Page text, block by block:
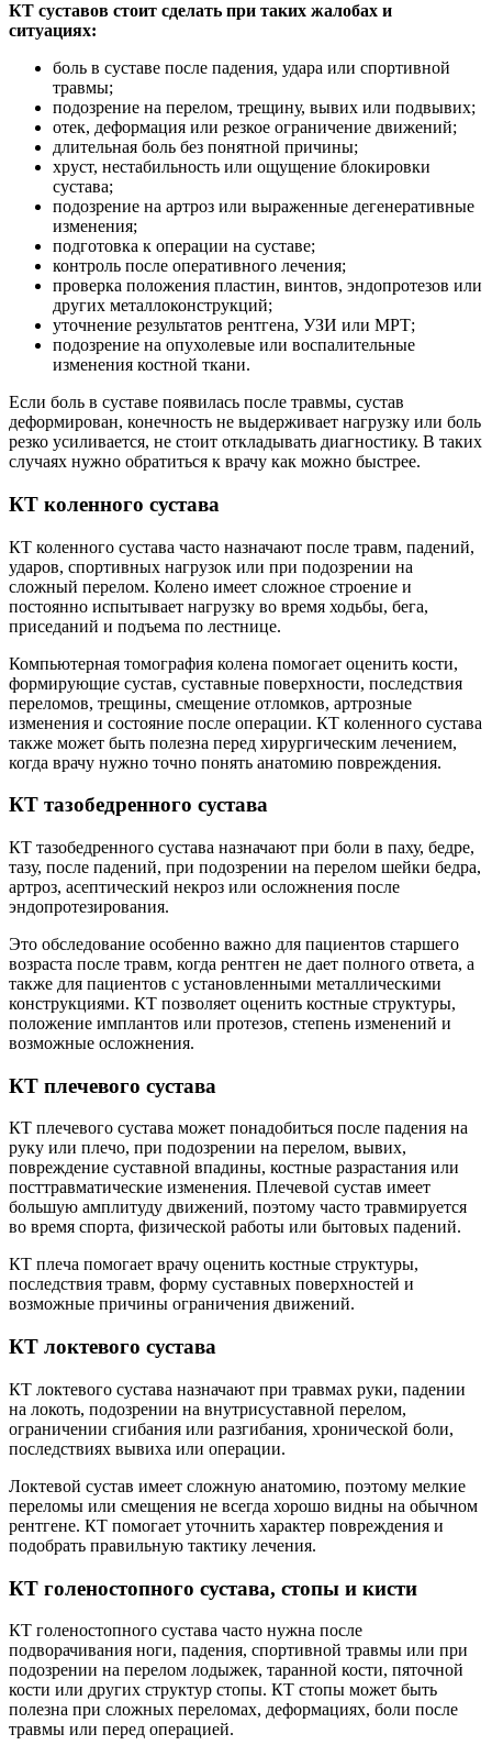
КТ суставов стоит сделать при таких жалобах и
ситуациях:
боль в суставе после падения, удара или спортивной
травмы;
подозрение на перелом, трещину, вывих или подвывих;
отек, деформация или резкое ограничение движений;
длительная боль без понятной причины;
хруст, нестабильность или ощущение блокировки
сустава;
подозрение на артроз или выраженные дегенеративные
изменения;
подготовка к операции на суставе;
контроль после оперативного лечения;
проверка положения пластин, винтов, эндопротезов или
других металлоконструкций;
уточнение результатов рентгена, УЗИ или МРТ;
подозрение на опухолевые или воспалительные
изменения костной ткани.
Если боль в суставе появилась после травмы, сустав
деформирован, конечность не выдерживает нагрузку или боль
резко усиливается, не стоит откладывать диагностику. В таких
случаях нужно обратиться к врачу как можно быстрее.
КТ коленного сустава
КТ коленного сустава часто назначают после травм, падений,
ударов, спортивных нагрузок или при подозрении на
сложный перелом. Колено имеет сложное строение и
постоянно испытывает нагрузку во время ходьбы, бега,
приседаний и подъема по лестнице.
Компьютерная томография колена помогает оценить кости,
формирующие сустав, суставные поверхности, последствия
переломов, трещины, смещение отломков, артрозные
изменения и состояние после операции. КТ коленного сустава
также может быть полезна перед хирургическим лечением,
когда врачу нужно точно понять анатомию повреждения.
КТ тазобедренного сустава
КТ тазобедренного сустава назначают при боли в паху, бедре,
тазу, после падений, при подозрении на перелом шейки бедра,
артроз, асептический некроз или осложнения после
эндопротезирования.
Это обследование особенно важно для пациентов старшего
возраста после травм, когда рентген не дает полного ответа, а
также для пациентов с установленными металлическими
конструкциями. КТ позволяет оценить костные структуры,
положение имплантов или протезов, степень изменений и
возможные осложнения.
КТ плечевого сустава
КТ плечевого сустава может понадобиться после падения на
руку или плечо, при подозрении на перелом, вывих,
повреждение суставной впадины, костные разрастания или
посттравматические изменения. Плечевой сустав имеет
большую амплитуду движений, поэтому часто травмируется
во время спорта, физической работы или бытовых падений.
КТ плеча помогает врачу оценить костные структуры,
последствия травм, форму суставных поверхностей и
возможные причины ограничения движений.
КТ локтевого сустава
КТ локтевого сустава назначают при травмах руки, падении
на локоть, подозрении на внутрисуставной перелом,
ограничении сгибания или разгибания, хронической боли,
последствиях вывиха или операции.
Локтевой сустав имеет сложную анатомию, поэтому мелкие
переломы или смещения не всегда хорошо видны на обычном
рентгене. КТ помогает уточнить характер повреждения и
подобрать правильную тактику лечения.
КТ голеностопного сустава, стопы и кисти
КТ голеностопного сустава часто нужна после
подворачивания ноги, падения, спортивной травмы или при
подозрении на перелом лодыжек, таранной кости, пяточной
кости или других структур стопы. КТ стопы может быть
полезна при сложных переломах, деформациях, боли после
травмы или перед операцией.